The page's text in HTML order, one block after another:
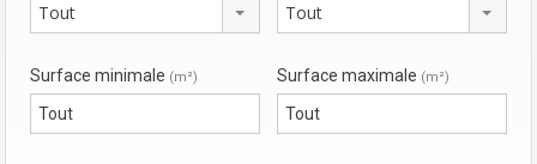
Tout Tout
Surface minimale (m²) Surface maximale (m²)